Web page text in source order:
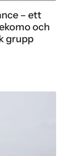
– ett
och
grupp